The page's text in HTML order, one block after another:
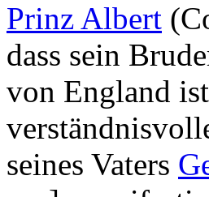
Prinz Albert
dass sein
von England
seines Vaters